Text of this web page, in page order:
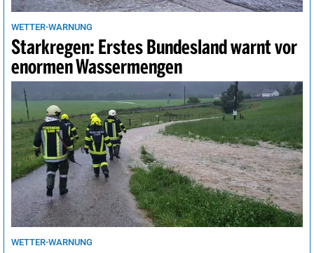
WETTER-WARNUNG
Starkregen: Erstes Bundesland warnt vor
enormen Wassermengen
WETTER-WARNUNG